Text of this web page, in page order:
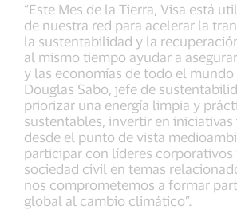
“Este Mes de la Tierra, Visa está
de nuestra red para acelerar la
la sustentabilidad y la
al mismo tiempo ayudar a
y las economías de todo el mundo
Douglas Sabo, jefe de
priorizar una energía limpia y
sustentables, invertir en iniciativas
desde el punto de vista
participar con líderes corporativos
sociedad civil en temas
nos comprometemos a formar
global al cambio climático”.